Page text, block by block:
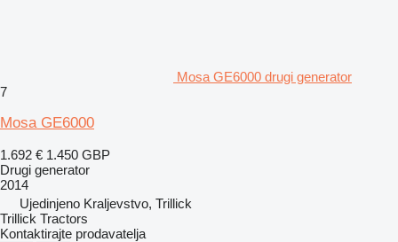
Mosa GE6000 drugi generator
7
Mosa GE6000
1.692 € 1.450 GBP
Drugi generator
2014
Ujedinjeno Kraljevstvo, Trillick
Trillick Tractors
Kontaktirajte prodavatelja